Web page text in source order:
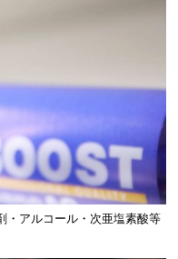
・アルコール・次亜塩素酸等